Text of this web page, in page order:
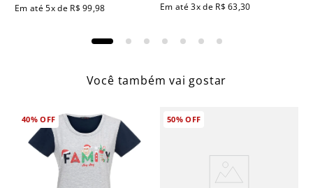
Em até5x de R$ 99,98 Em até3x de R$ 63,30
Você também vai gostar
40%OFF 50%OFF